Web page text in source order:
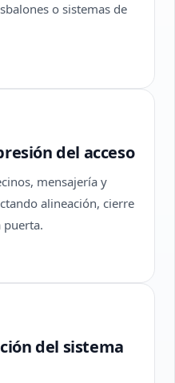
o sistemas de
del acceso
mensajería y
alineación, cierre
puerta.
del sistema